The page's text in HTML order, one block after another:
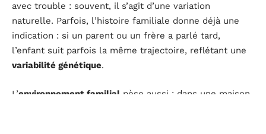
avec trouble : souvent, il s’agit d’une variation
naturelle. Parfois, l’histoire familiale donne déjà une
indication : si un parent ou un frère a parlé tard,
l’enfant suit parfois la même trajectoire, reflétant une
variabilité génétique.
L’environnement familial pèse aussi : dans une maison